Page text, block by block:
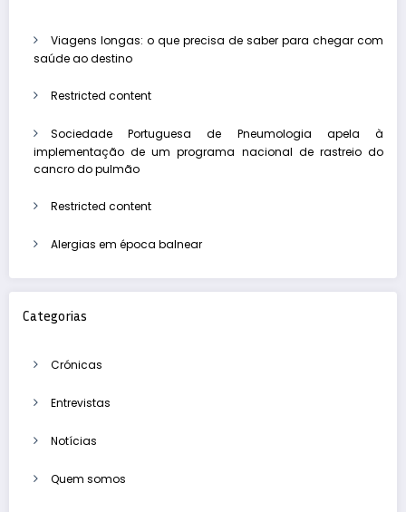
Viagens longas: o que precisa de saber para chegar com
saúde ao destino
Restricted content
Sociedade Portuguesa de Pneumologia apela à
implementação de um programa nacional de rastreio do
cancro do pulmão
Restricted content
Alergias em época balnear
Categorias
Crónicas
Entrevistas
Notícias
Quem somos